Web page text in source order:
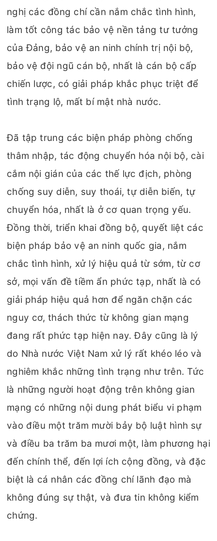
nghị các đồng chí cần nắm chắc tình hình,
làm tốt công tác bảo vệ nền tảng tư tưởng
của Đảng, bảo vệ an ninh chính trị nội bộ,
bảo vệ đội ngũ cán bộ, nhất là cán bộ cấp
chiến lược, có giải pháp khắc phục triệt để
tình trạng lộ, mất bí mật nhà nước.
Đã tập trung các biện pháp phòng chống
thâm nhập, tác động chuyển hóa nội bộ, cài
cắm nội gián của các thế lực địch, phòng
chống suy diễn, suy thoái, tự diễn biến, tự
chuyển hóa, nhất là ở cơ quan trọng yếu.
Đồng thời, triển khai đồng bộ, quyết liệt các
biện pháp bảo vệ an ninh quốc gia, nắm
chắc tình hình, xử lý hiệu quả từ sớm, từ cơ
sở, mọi vấn đề tiềm ẩn phức tạp, nhất là có
giải pháp hiệu quả hơn để ngăn chặn các
nguy cơ, thách thức từ không gian mạng
đang rất phức tạp hiện nay. Đây cũng là lý
do Nhà nước Việt Nam xử lý rất khéo léo và
nghiêm khắc những tình trạng như trên. Tức
là những người hoạt động trên không gian
mạng có những nội dung phát biểu vi phạm
vào điều một trăm mười bảy bộ luật hình sự
và điều ba trăm ba mươi một, làm phương hại
đến chính thể, đến lợi ích cộng đồng, và đặc
biệt là cá nhân các đồng chí lãnh đạo mà
không đúng sự thật, và đưa tin không kiểm
chứng.